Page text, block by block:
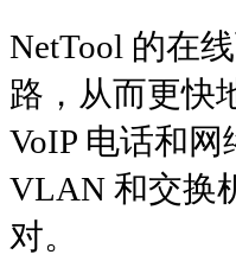
NetTool 的在
路，从而更快
VoIP 电话和
VLAN 和交换
对。